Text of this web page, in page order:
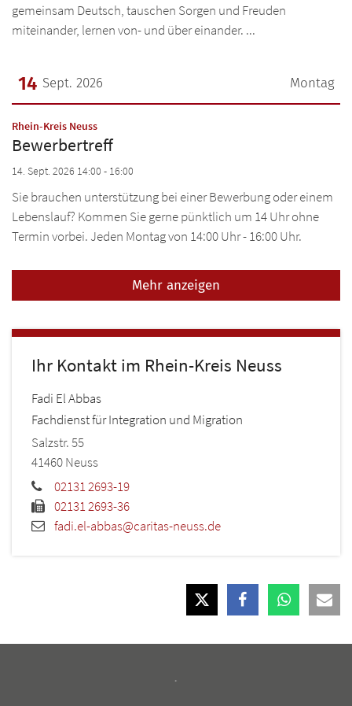
gemeinsam Deutsch, tauschen Sorgen und Freuden
miteinander, lernen von- und über einander. ...
Montag
14 Sept. 2026
Datum: 14. September 2026
Rhein-Kreis Neuss:
Bewerbertreff
14. Sept. 2026 14:00 - 16:00
Sie brauchen unterstützung bei einer Bewerbung oder einem
Lebenslauf? Kommen Sie gerne pünktlich um 14 Uhr ohne
Termin vorbei. Jeden Montag von 14:00 Uhr - 16:00 Uhr.
Mehr anzeigen
Ihr Kontakt im Rhein-Kreis Neuss
Fadi El Abbas
Fachdienst für Integration und Migration
Salzstr. 55
41460Neuss
02131 2693-19
02131 2693-36
fadi.el-abbas@caritas-neuss.de